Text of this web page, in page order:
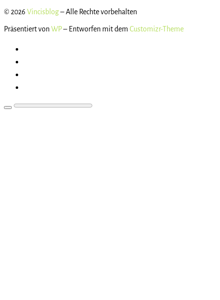
© 2026 Vincisblog– Alle Rechte vorbehalten
Präsentiert vonWP– Entworfen mit dem Customizr-Theme